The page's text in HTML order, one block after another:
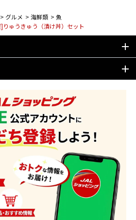
> グルメ > 海鮮類 > 魚
ゅうきゅう（漬け丼）セット